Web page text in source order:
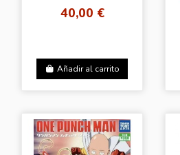
40,00 €
Añadir al carrito